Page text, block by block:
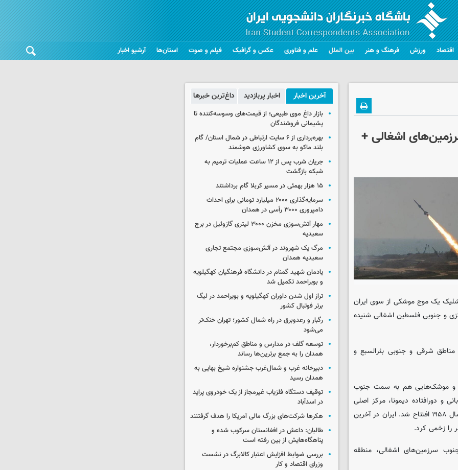
اقتصاد ورزش فرهنگ و هنر بین الملل علم و فناوری عکس و گرافیک فیلم و صوت استان‌ها آرشیو اخبار
اشغالی +
یک موج موشکی از سوی ایران
و جنوبی فلسطین اشغالی شنیده
مناطق شرقی و جنوبی بئرالسبع و
شد و موشک‌هایی هم به سمت جنوب
و دورافتاده دیمونا، مرکز اصلی
تحقیقات هسته‌ای رژیم صهیونیستی را در خود جای داده است که در سال ۱۹۵۸ افتتاح شد. ایران در آخرین
را زخمی کرد.
سرزمین‌های اشغالی، منطقه
آخرین اخبار اخبار پربازدید داغ‌ترین خبرها
بازار داغ موی طبیعی؛ از قیمت‌های وسوسه‌کننده تا
پشیمانی فروشندگان
بهره‌برداری از ۶ سایت ارتباطی در شمال استان/ گام
بلند ماکو به سوی کشاورزی هوشمند
جریان شرب پس از ۱۲ ساعت عملیات ترمیم به
شبکه بازگشت
۱۵ هزار بهمئی در مسیر کربلا گام برداشتند
سرمایه‌گذاری ۲۰۰۰ میلیارد تومانی برای احداث
دامپروری ۳۰۰۰ رأسی در همدان
مهار آتش‌سوزی مخزن ۳۰۰۰ لیتری گازوئیل در برج
سعیدیه
مرگ یک شهروند در آتش‌سوزی مجتمع تجاری
سعیدیه همدان
یادمان شهید گمنام در دانشگاه فرهنگیان کهگیلویه
و بویراحمد تکمیل شد
تراز اول شدن داوران کهگیلویه و بویراحمد در لیگ
برتر فوتبال کشور
رگبار و رعدوبرق در راه شمال کشور؛ تهران خنک‌تر
می‌شود
توسعه گلف در مدارس و مناطق کم‌برخوردار،
همدان را به جمع برترین‌ها رساند
دبیرخانه غرب و شمال‌غرب جشنواره شیخ بهایی به
همدان رسید
توقیف دستگاه فلزیاب غیرمجاز از یک خودروی پراید
در اسدآباد
هکرها شرکت‌های بزرگ مالی آمریکا را هدف گرفتنند
طالبان: داعش در افغانستان سرکوب شده و
پناهگاه‌هایش از بین رفته است
بررسی ضوابط افزایش اعتبار کالابرگ در نشست
وزرای اقتصاد و کار